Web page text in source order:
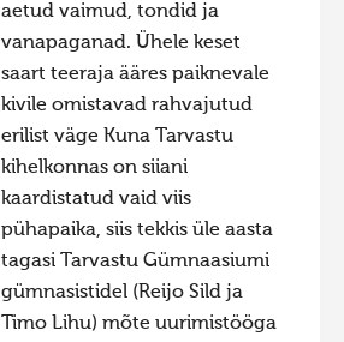
aetud vaimud, tondid ja
vanapaganad. Ühele keset
saart teeraja ääres paiknevale
kivile omistavad rahvajutud
erilist väge Kuna Tarvastu
kihelkonnas on siiani
kaardistatud vaid viis
pühapaika, siis tekkis üle aasta
tagasi Tarvastu Gümnaasiumi
gümnasistidel (Reijo Sild ja
Timo Lihu) mõte uurimistööga